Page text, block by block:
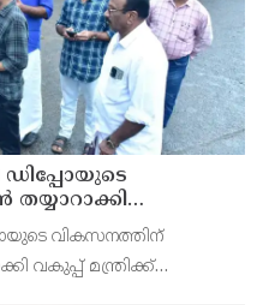
തയ്യാറാക്കി
എം എൽ എ
വികസനത്തിന്
വകുപ്പ് മന്ത്രിക്ക്